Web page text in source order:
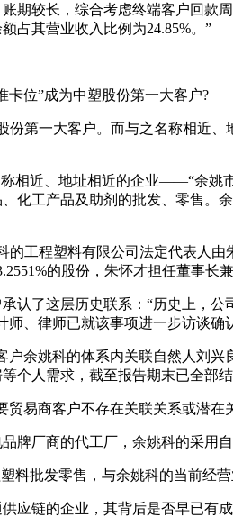
期较长，综合考虑终端客户回
占其营业收入比例为24.85%。”
卡位”成为中塑股份第一大客户?
份第一大客户。而与之名称相近
相近、地址相近的企业——“余姚
化工产品及助剂的批发、零售
的工程塑料有限公司法定代表人
的股份，朱怀才担任董事长兼
认了这层历史联系：“历史上，
、律师已就该事项进一步访谈
余姚科的体系内关联自然人刘
个人需求，截至报告期末已全部
易商客户不存在关联关系或潜在
牌厂商的代工厂，余姚科的采用
料批发零售，与余姚科的当前经营
应链的企业，其背后是否早已有